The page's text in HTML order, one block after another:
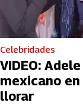
Celebridades
VIDEO:
mexicano
llorar